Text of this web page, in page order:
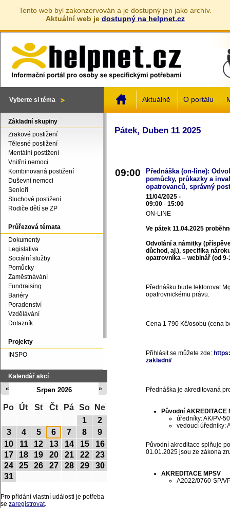
Tento web byl zakonzervován a je dostupný jen jako archív.
Aktuální web je dostupný na helpnet.cz
Vyberte si téma Aktuálně O portálu
Pátek, Duben 11 2025
09:00
Přednáška (on-line):
pomůcky, průkazky a
opatrovanců, správný
11/04/2025 -
09:00 - 15:00
ON-LINE
Ve pátek 11.04.2025
Odvolání a námitky
důchod, aj.), specifika
opatrovníka – webinář (od
Přednášku bude lektorovat
opatrovnickému právu.
Cena 1 790 Kč/osobu (cena
Přihlásit se můžete zde:
zakladni/
Přednáška je akreditovaná
Původní AKREDITACE
úředníky: AK/PV-
vedoucí úředníky:
Původní akreditace splňuje
01.01.2025 jsou ze zákona
AKREDITACE MPSV
A2022/0760-SP/
Základní skupiny
Zrakové postižení
Tělesné postižení
Mentální postižení
Vnitřní nemoci
Kombinovaná postižení
Duševní nemoci
Senioři
Sluchové postižení
Rodiče dětí se ZP
Průřezová témata
Dokumenty
Legislativa
Sociální služby
Pomůcky
Zaměstnávání
Fundraising
Bariéry
Poradenství
Vzdělávání
Dotazník
Projekty
INSPO
Kalendář akcí
Srpen 2026
« »
Po Út St Čt Pá So
Ne
1
2
3
4 5 6 7 8
9
10
11 12 13 14 15
16
17
18 19 20 21 22
23
24
25 26 27 28 29
30
31
Pro přidání vlastní události je potřeba
se zaregistrovat.